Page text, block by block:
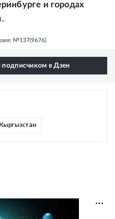
и городах
№137(9676)
в Дзен
Кыргызстан